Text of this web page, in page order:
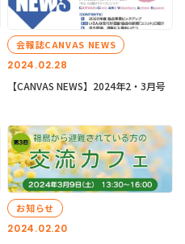
2024.02.28
会報誌CANVAS NEWS
【CANVAS NEWS】2024年2・3月号
2024.02.20
お知らせ